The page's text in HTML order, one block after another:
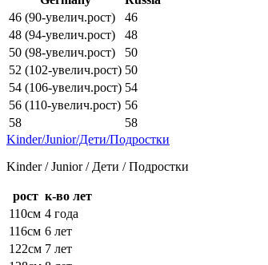
46 (90-увелич.рост)
46
48 (94-увелич.рост)
48
50 (98-увелич.рост)
50
52 (102-увелич.рост) 50
54 (106-увелич.рост) 54
56 (110-увелич.рост) 56
58
58
Kinder/Junior/Дети/Подростки
Kinder / Junior / Дети / Подростки
рост к-во лет
110см 4 года
116см 6 лет
122см 7 лет